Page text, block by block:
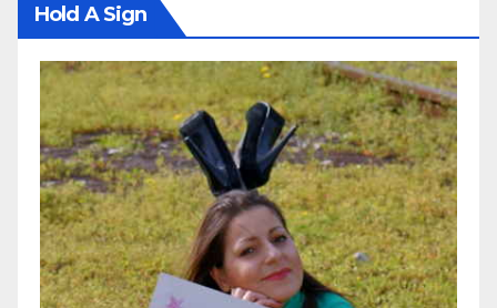
Hold A Sign